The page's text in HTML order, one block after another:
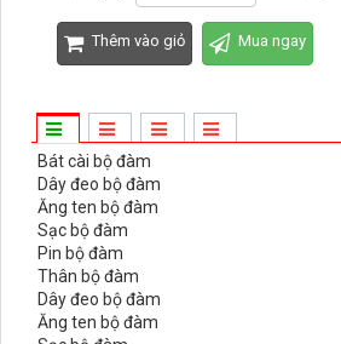
Thêm vào giỏ Mua ngay
Bát cài bộ đàm
Dây đeo bộ đàm
Ăng ten bộ đàm
Sạc bộ đàm
Pin bộ đàm
Thân bộ đàm
Dây đeo bộ đàm
Ăng ten bộ đàm